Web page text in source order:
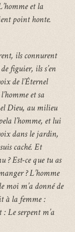
et la
point honte.
ils connurent
figuier, ils s’en
de l’Éternel
et sa
Dieu, au milieu
l’homme, et lui
dans le jardin,
caché. Et
? Est-ce que tu as
? L’homme
moi m’a donné de
à la femme :
Le serpent m’a